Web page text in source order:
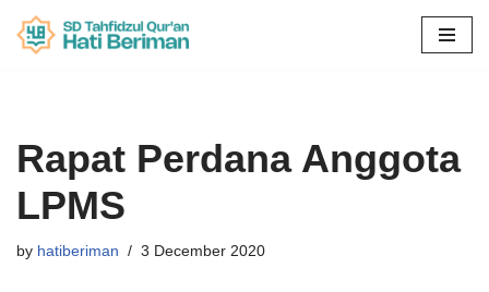
Skip
Rapat Perdana Anggota
LPMS
by hatiberiman 3 December 2020